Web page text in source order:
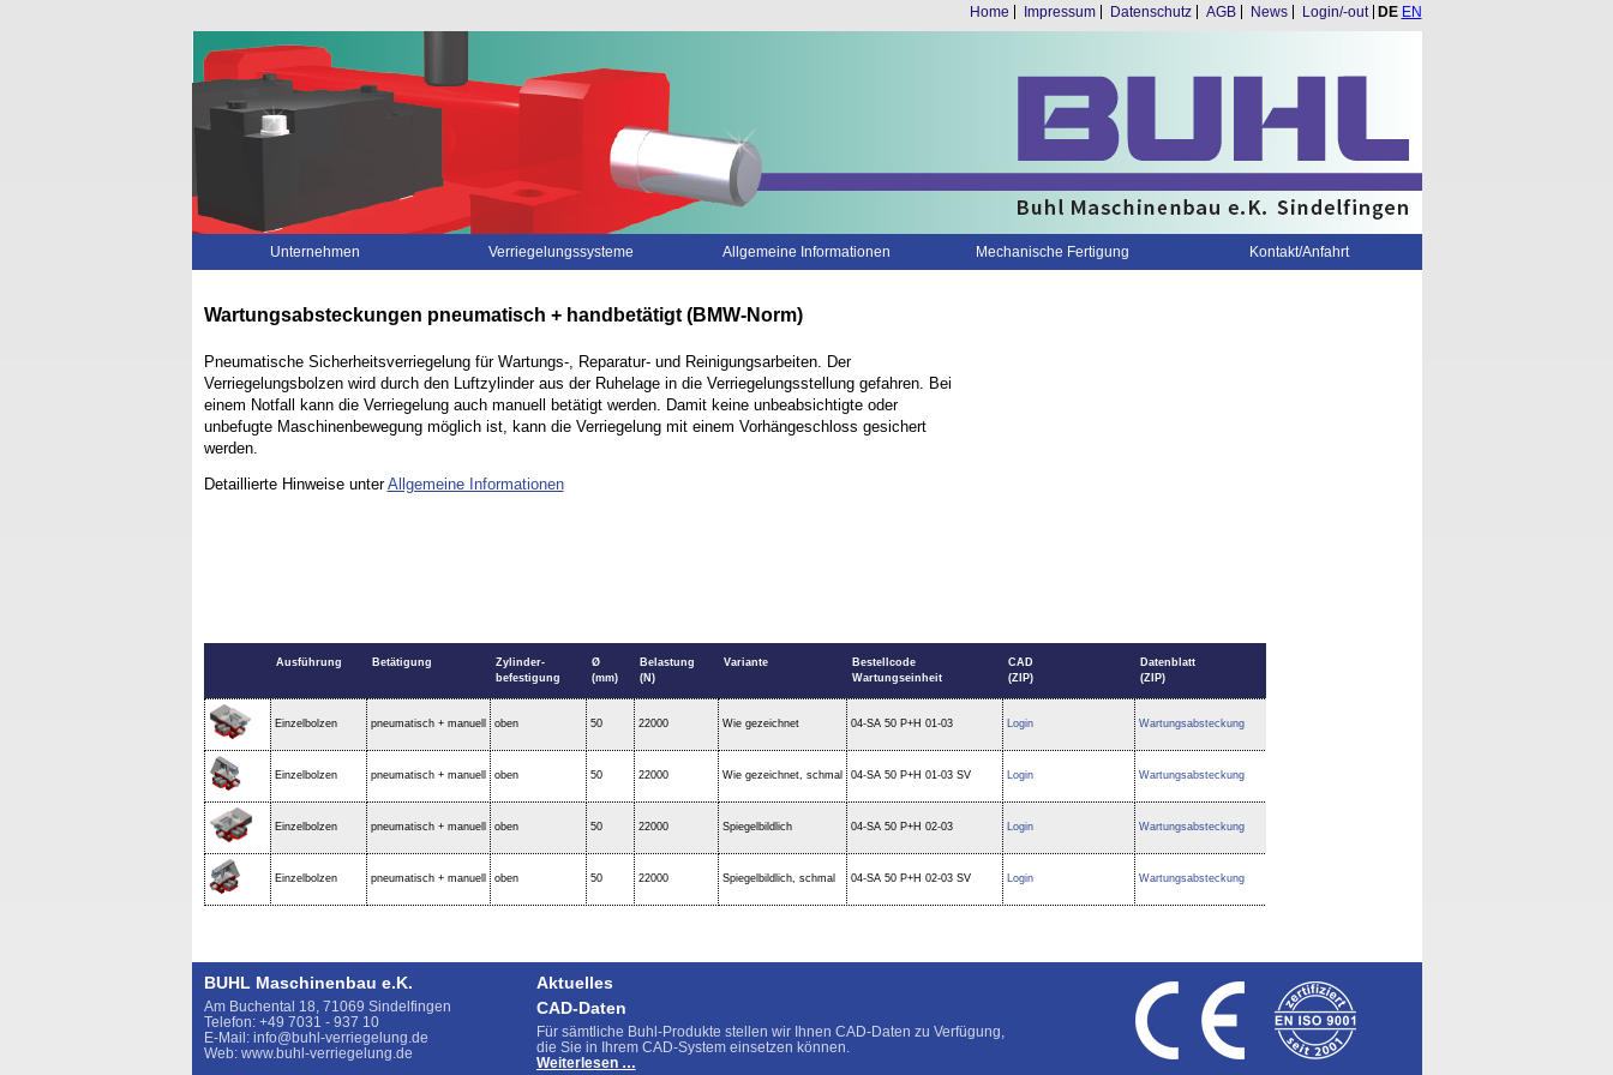
Navigation
Home Impressum Datenschutz AGB News Login/-out DE EN
überspringenUnternehmen Verriegelungssysteme Allgemeine Informationen Mechanische Fertigung Kontakt/Anfahrt
Wartungsabsteckungen pneumatisch + handbetätigt (BMW-Norm)
Pneumatische Sicherheitsverriegelung für Wartungs-, Reparatur- und Reinigungsarbeiten. Der
Verriegelungsbolzen wird durch den Luftzylinder aus der Ruhelage in die Verriegelungsstellung gefahren. Bei
einem Notfall kann die Verriegelung auch manuell betätigt werden. Damit keine unbeabsichtigte oder
unbefugte Maschinenbewegung möglich ist, kann die Verriegelung mit einem Vorhängeschloss gesichert
werden.
Detaillierte Hinweise unterAllgemeine Informationen
Ausführung Betätigung
Zylinder-
befestigung
Ø
(mm)
Belastung
(N)
Variante
Bestellcode
Wartungseinheit
Einzelbolzen pneumatisch + manuell oben 50 22000 Wie gezeichnet 04-SA 50 P+H 01-03
Einzelbolzen pneumatisch + manuell oben 50 22000 Wie gezeichnet, schmal 04-SA 50 P+H 01-03 SV
Einzelbolzen pneumatisch + manuell oben 50 22000 Spiegelbildlich 04-SA 50 P+H 02-03
Einzelbolzen pneumatisch + manuell oben 50 22000 Spiegelbildlich, schmal 04-SA 50 P+H 02-03 SV
CAD
(ZIP)
Datenblatt
(ZIP)
Login Wartungsabsteckung
Login Wartungsabsteckung
Login Wartungsabsteckung
Login Wartungsabsteckung
BUHL Maschinenbau e.K.
Am Buchental 18, 71069 Sindelfingen
Telefon: +49 7031 - 937 10
E-Mail: info@buhl-verriegelung.de
Web: www.buhl-verriegelung.de
Aktuelles
CAD-Daten
Für sämtliche Buhl-Produkte stellen wir Ihnen CAD-Daten zu Verfügung,
die Sie in Ihrem CAD-System einsetzen können.
Weiterlesen …CAD-